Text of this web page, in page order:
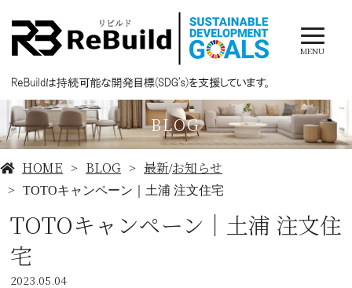
MENU
BLOG
HOME BLOG 最新/お知らせ
TOTOキャンペーン｜土浦 注文住宅
TOTOキャンペーン｜土浦 注文住
宅
2023.05.04